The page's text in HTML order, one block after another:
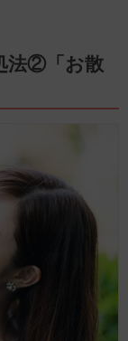
法②「お散